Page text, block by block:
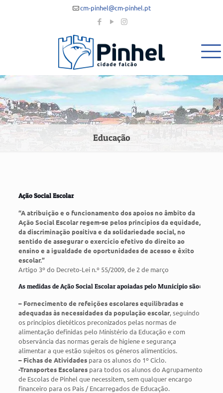
cm-pinhel@cm-pinhel.pt
Educação
Ação Social Escolar
“A atribuição e o funcionamento dos apoios no âmbito da
Ação Social Escolar regem-se pelos princípios da equidade,
da discriminação positiva e da solidariedade social, no
sentido de assegurar o exercício efetivo do direito ao
ensino e a igualdade de oportunidades de acesso e êxito
escolar.”
Artigo 3º do Decreto-Lei n.º 55/2009, de 2 de março
As medidas de Ação Social Escolar apoiadas pelo Município são:
– Fornecimento de refeições escolares equilibradas e
adequadas às necessidades da população escolar, seguindo
os princípios dietéticos preconizados pelas normas de
alimentação definidas pelo Ministério da Educação e com
observância das normas gerais de higiene e segurança
alimentar a que estão sujeitos os géneros alimentícios.
– Fichas de Atividadespara os alunos do 1º Ciclo.
-Transportes Escolarespara todos os alunos do Agrupamento
de Escolas de Pinhel que necessitem, sem qualquer encargo
financeiro para os Pais / Encarregados de Educação.